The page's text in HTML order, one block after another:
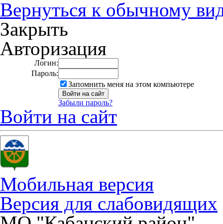
Вернуться к обычному
Закрыть
Авторизация
Логин:
Пароль:
Запомнить меня на этом компьютере
Забыли пароль?
Войти на сайт
Мобильная версия
Версия для слабовидящих